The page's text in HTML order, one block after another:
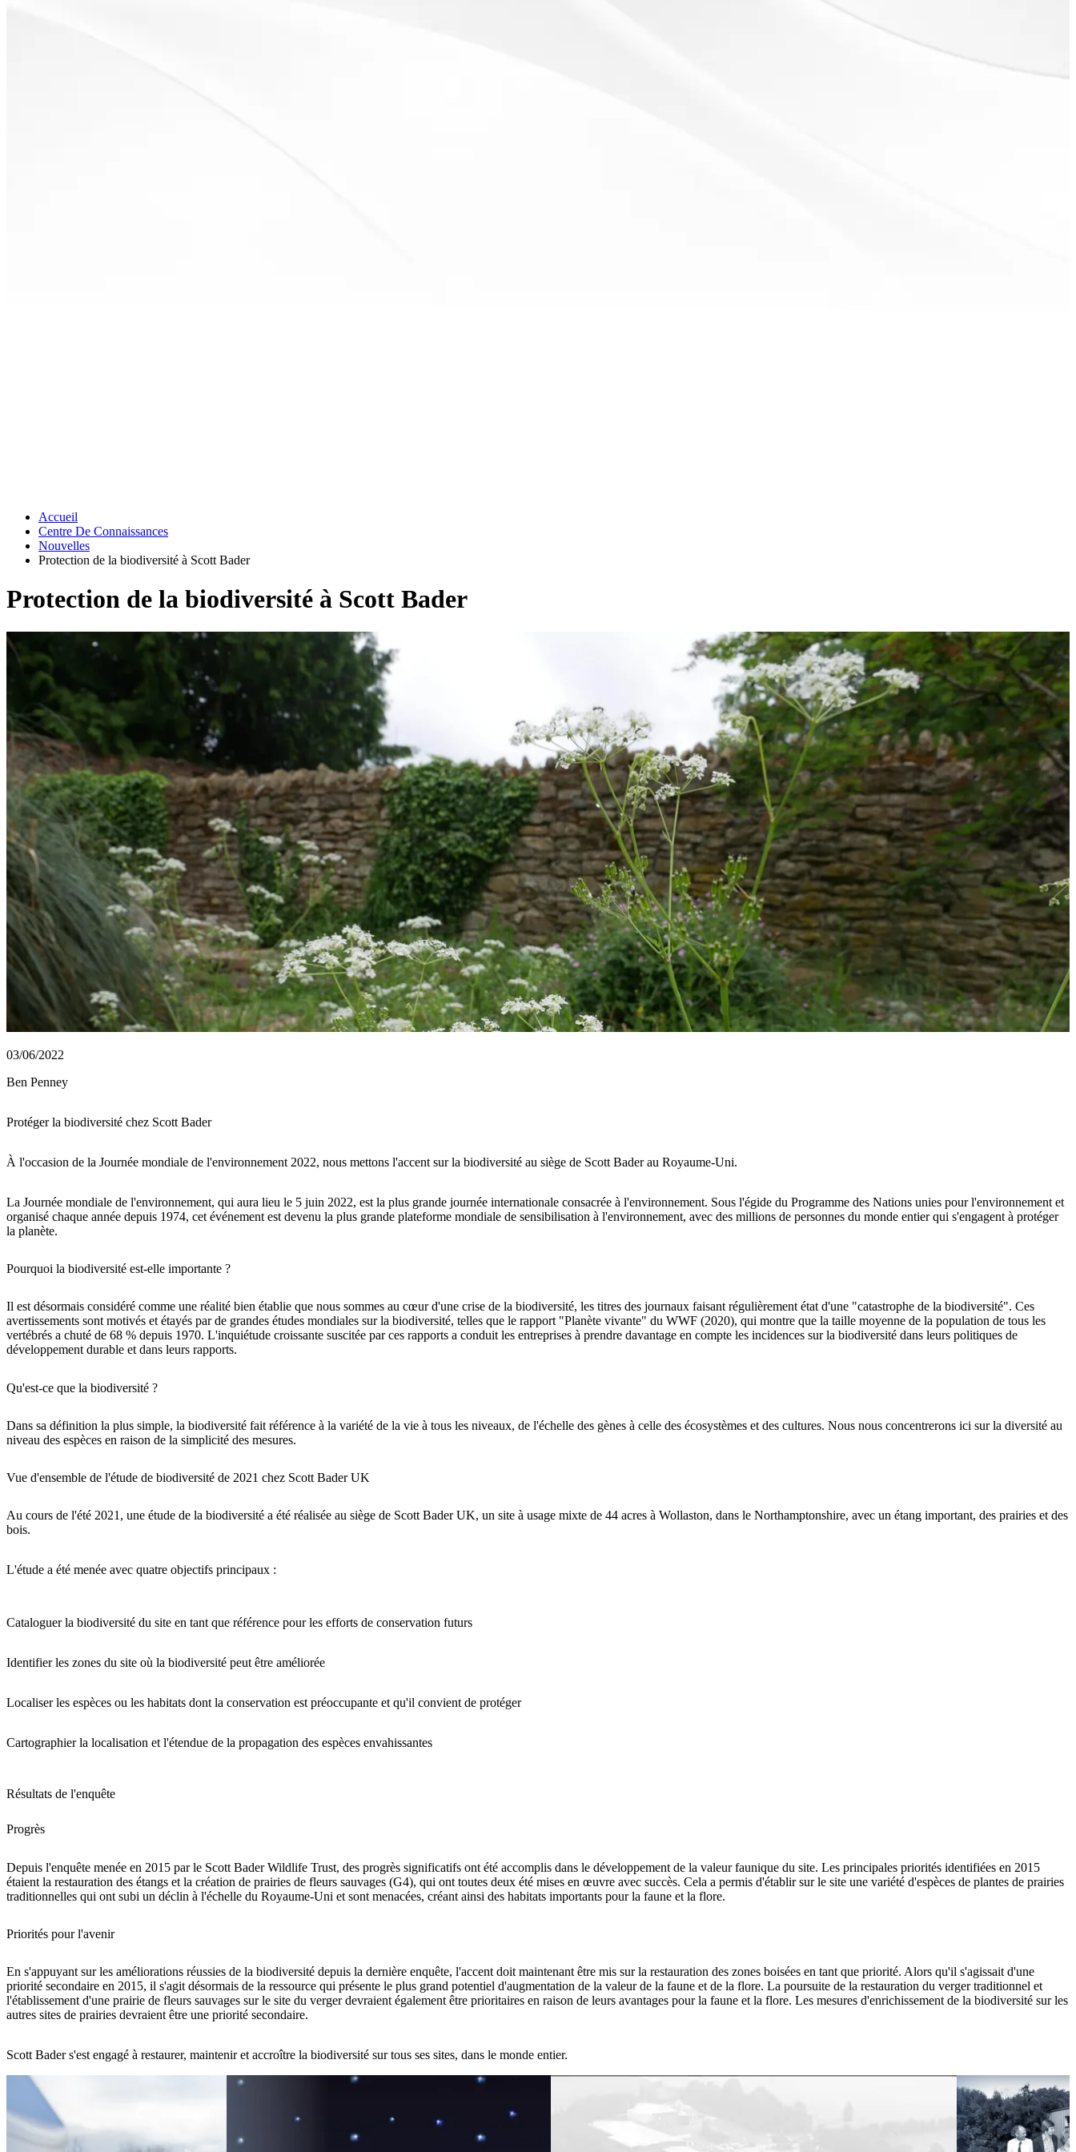
Accueil
Centre De Connaissances
Nouvelles
Protection de la biodiversité à Scott Bader
Protection de la biodiversité à Scott Bader
03/06/2022
Ben Penney
Protéger la biodiversité chez Scott Bader
À l'occasion de la Journée mondiale de l'environnement 2022, nous mettons l'accent sur la biodiversité au siège de Scott Bader au Royaume-Uni.
La Journée mondiale de l'environnement, qui aura lieu le 5 juin 2022, est la plus grande journée internationale consacrée à l'environnement. Sous l'égide du Programme des Nations unies pour l'environnement et
organisé chaque année depuis 1974, cet événement est devenu la plus grande plateforme mondiale de sensibilisation à l'environnement, avec des millions de personnes du monde entier qui s'engagent à protéger
la planète.
Pourquoi la biodiversité est-elle importante ?
Il est désormais considéré comme une réalité bien établie que nous sommes au cœur d'une crise de la biodiversité, les titres des journaux faisant régulièrement état d'une "catastrophe de la biodiversité". Ces
avertissements sont motivés et étayés par de grandes études mondiales sur la biodiversité, telles que le rapport "Planète vivante" du WWF (2020), qui montre que la taille moyenne de la population de tous les
vertébrés a chuté de 68 % depuis 1970. L'inquiétude croissante suscitée par ces rapports a conduit les entreprises à prendre davantage en compte les incidences sur la biodiversité dans leurs politiques de
développement durable et dans leurs rapports.
Qu'est-ce que la biodiversité ?
Dans sa définition la plus simple, la biodiversité fait référence à la variété de la vie à tous les niveaux, de l'échelle des gènes à celle des écosystèmes et des cultures. Nous nous concentrerons ici sur la diversité au
niveau des espèces en raison de la simplicité des mesures.
Vue d'ensemble de l'étude de biodiversité de 2021 chez Scott Bader UK
Au cours de l'été 2021, une étude de la biodiversité a été réalisée au siège de Scott Bader UK, un site à usage mixte de 44 acres à Wollaston, dans le Northamptonshire, avec un étang important, des prairies et des
bois.
L'étude a été menée avec quatre objectifs principaux :
Cataloguer la biodiversité du site en tant que référence pour les efforts de conservation futurs
Identifier les zones du site où la biodiversité peut être améliorée
Localiser les espèces ou les habitats dont la conservation est préoccupante et qu'il convient de protéger
Cartographier la localisation et l'étendue de la propagation des espèces envahissantes
Résultats de l'enquête
Progrès
Depuis l'enquête menée en 2015 par le Scott Bader Wildlife Trust, des progrès significatifs ont été accomplis dans le développement de la valeur faunique du site. Les principales priorités identifiées en 2015
étaient la restauration des étangs et la création de prairies de fleurs sauvages (G4), qui ont toutes deux été mises en œuvre avec succès. Cela a permis d'établir sur le site une variété d'espèces de plantes de prairies
traditionnelles qui ont subi un déclin à l'échelle du Royaume-Uni et sont menacées, créant ainsi des habitats importants pour la faune et la flore.
Priorités pour l'avenir
En s'appuyant sur les améliorations réussies de la biodiversité depuis la dernière enquête, l'accent doit maintenant être mis sur la restauration des zones boisées en tant que priorité. Alors qu'il s'agissait d'une
priorité secondaire en 2015, il s'agit désormais de la ressource qui présente le plus grand potentiel d'augmentation de la valeur de la faune et de la flore. La poursuite de la restauration du verger traditionnel et
l'établissement d'une prairie de fleurs sauvages sur le site du verger devraient également être prioritaires en raison de leurs avantages pour la faune et la flore. Les mesures d'enrichissement de la biodiversité sur les
autres sites de prairies devraient être une priorité secondaire.
Scott Bader s'est engagé à restaurer, maintenir et accroître la biodiversité sur tous ses sites, dans le monde entier.